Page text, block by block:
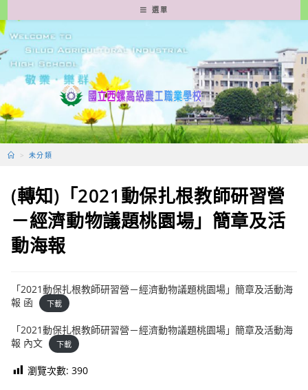
轉
至
要
容
選單
> 未分類
(轉知)「2021動保扎根教師研習營
－經濟動物議題桃園場」簡章及活
動海報
「2021動保扎根教師研習營－經濟動物議題桃園場」簡章及活動海
報 函
下載
「2021動保扎根教師研習營－經濟動物議題桃園場」簡章及活動海
報 內文
下載
瀏覽次數: 390